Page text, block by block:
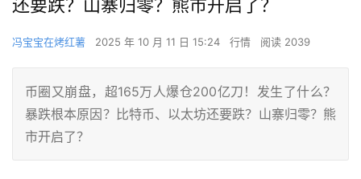
还要跌？山寨归零？熊市开启了？
冯宝宝在烤红薯 2025 年 10 月 11 日 15:24 行情 阅读 2039
币圈又崩盘，超165万人爆仓200亿刀！发生了什么？
暴跌根本原因？比特币、以太坊还要跌？山寨归零？熊
市开启了？